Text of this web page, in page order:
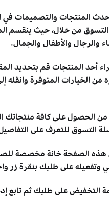
المنتجات والتصميمات في
من خلال، حيث ينقسم
والرجال والأطفال والجمال.
أحد المنتجات قم بتحديد
من الخيارات المتوفرة وانقله
من الحصول على كافة منتجاتك
التسوق للتعرف على
هذه الصفحة خانة مخصصة
وتفعيله على طلبك بنقرة زر
التخفيض على طلبك ثم تابع